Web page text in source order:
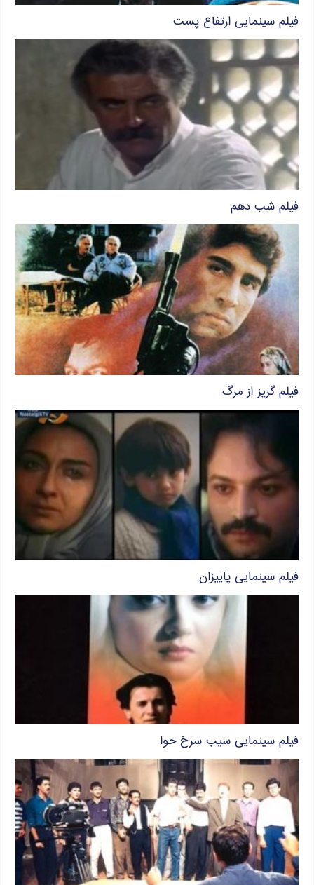
فیلم سینمایی ارتفاع پست
فیلم شب دهم
فیلم گریز از مرگ
فیلم سینمایی پاییزان
فیلم سینمایی سیب سرخ حوا